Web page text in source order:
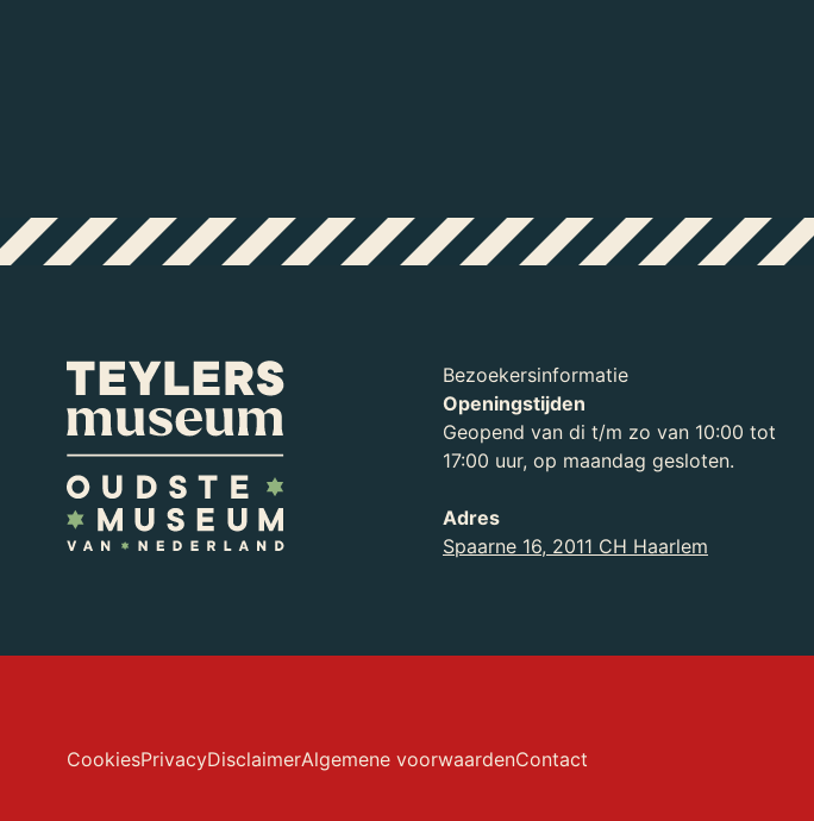
Uitvinder/producent
Ven, van der E.
Onderzoeker
Bezoekersinformatie
Openingstijden
Geopend van di t/m zo van 10:00 tot
17:00 uur, op maandag gesloten.
Adres
Spaarne 16, 2011 CH Haarlem
CookiesPrivacyDisclaimerAlgemene voorwaardenContact